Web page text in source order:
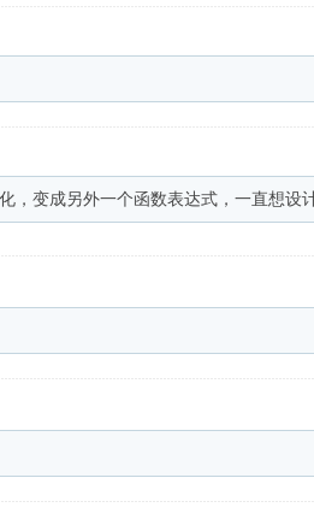
变成另外一个函数表达式，一直想设